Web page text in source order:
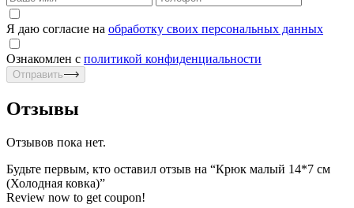
Я даю согласие на обработку своих персональных данных
Ознакомлен с политикой конфиденциальности
Отправить
Отзывы
Отзывов пока нет.
Будьте первым, кто оставил отзыв на “Крюк малый 14*7 см
(Холодная ковка)”
Review now to get coupon!